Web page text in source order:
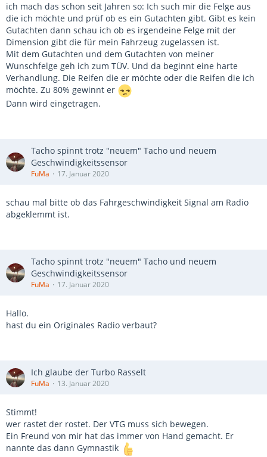
ich mach das schon seit Jahren so: Ich such mir die Felge aus
die ich möchte und prüf ob es ein Gutachten gibt. Gibt es kein
Gutachten dann schau ich ob es irgendeine Felge mit der
Dimension gibt die für mein Fahrzeug zugelassen ist.
Mit dem Gutachten und dem Gutachten von meiner
Wunschfelge geh ich zum TÜV. Und da beginnt eine harte
Verhandlung. Die Reifen die er möchte oder die Reifen die ich
möchte. Zu 80% gewinnt er
Dann wird eingetragen.
Tacho spinnt trotz "neuem" Tacho und neuem
Geschwindigkeitssensor
FuMa 17. Januar 2020
schau mal bitte ob das Fahrgeschwindigkeit Signal am Radio
abgeklemmt ist.
Tacho spinnt trotz "neuem" Tacho und neuem
Geschwindigkeitssensor
FuMa 17. Januar 2020
Hallo.
hast du ein Originales Radio verbaut?
Ich glaube der Turbo Rasselt
FuMa 13. Januar 2020
Stimmt!
wer rastet der rostet. Der VTG muss sich bewegen.
Ein Freund von mir hat das immer von Hand gemacht. Er
nannte das dann Gymnastik